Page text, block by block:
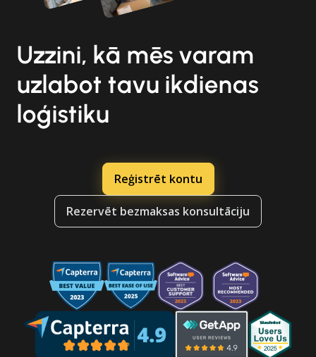
Uzzini, kā mēs varam
uzlabot tavu ikdienas
loģistiku
Reģistrēt kontu
Rezervēt bezmaksas konsultāciju